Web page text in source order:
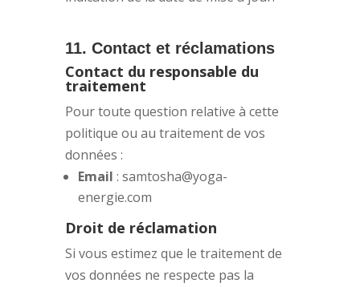
11. Contact et réclamations
Contact du responsable du
traitement
Pour toute question relative à cette
politique ou au traitement de vos
données :
Email : samtosha@yoga-
energie.com
Droit de réclamation
Si vous estimez que le traitement de
vos données ne respecte pas la